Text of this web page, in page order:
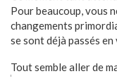
Pour beaucoup, vous
changements
se sont déjà passés
Tout semble aller de